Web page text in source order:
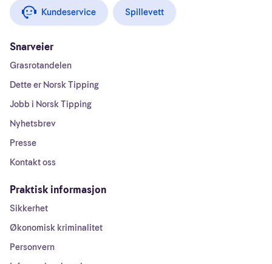
Kundeservice Spillevett
Snarveier
Grasrotandelen
Dette er Norsk Tipping
Jobb i Norsk Tipping
Nyhetsbrev
Presse
Kontakt oss
Praktisk informasjon
Sikkerhet
Økonomisk kriminalitet
Personvern